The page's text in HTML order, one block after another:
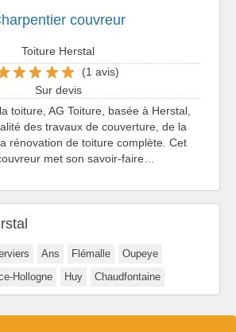
couvreur
Toiture Herstal
(1 avis)
Sur devis
toiture, AG Toiture, basée à Herstal,
des travaux de couverture, de la
rénovation de toiture complète. Cet
met son savoir-faire…
Ans Flémalle
Oupeye
Hollogne Huy Chaudfontaine